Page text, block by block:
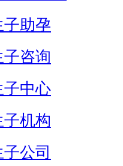
子助孕
子咨询
子中心
子机构
公司